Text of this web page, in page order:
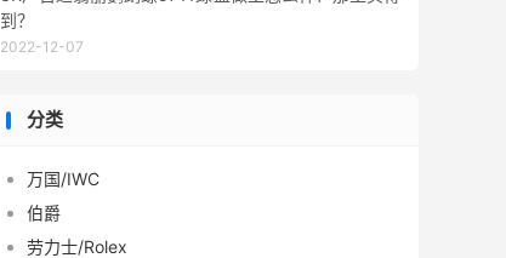
到？
2022-12-07
分类
万国/IWC
伯爵
劳力士/Rolex